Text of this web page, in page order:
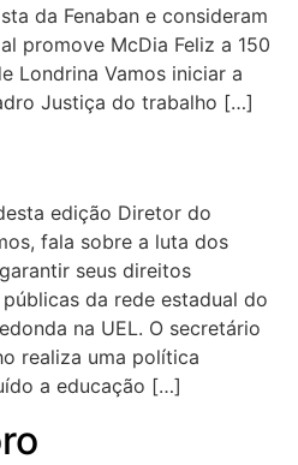
da Fenaban e consideram
promove McDia Feliz a 150
Londrina Vamos iniciar a
Justiça do trabalho […]
edição Diretor do
fala sobre a luta dos
seus direitos
da rede estadual do
na UEL. O secretário
realiza uma política
a educação […]